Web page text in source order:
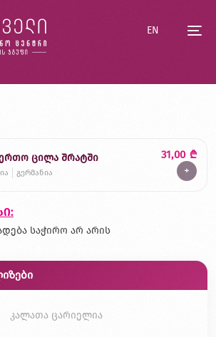
EN
ცილა შრატში
გერმანია
31,00 ₾
+
საჭირო არ არის
კალათა ცარიელია